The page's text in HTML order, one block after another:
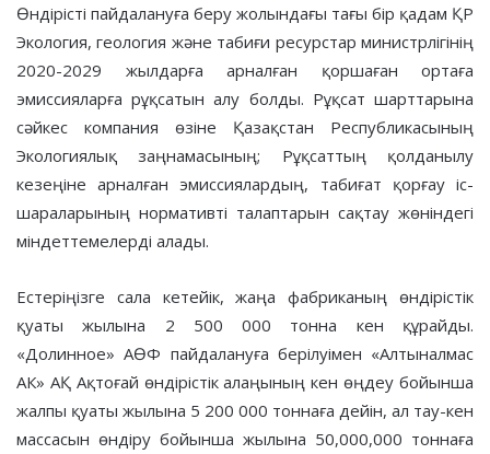
Өндірісті пайдалануға беру жолындағы тағы бір қадам ҚР
Экология, геология және табиғи ресурстар министрлігінің
2020-2029 жылдарға арналған қоршаған ортаға
эмиссияларға рұқсатын алу болды. Рұқсат шарттарына
сәйкес компания өзіне Қазақстан Республикасының
Экологиялық заңнамасының; Рұқсаттың қолданылу
кезеңіне арналған эмиссиялардың, табиғат қорғау іс-
шараларының нормативті талаптарын сақтау жөніндегі
міндеттемелерді алады.
Естеріңізге сала кетейік, жаңа фабриканың өндірістік
қуаты жылына 2 500 000 тонна кен құрайды.
«Долинное» АӨФ пайдалануға берілуімен «Алтыналмас
АК» АҚ Ақтоғай өндірістік алаңының кен өңдеу бойынша
жалпы қуаты жылына 5 200 000 тоннаға дейін, ал тау-кен
массасын өндіру бойынша жылына 50,000,000 тоннаға